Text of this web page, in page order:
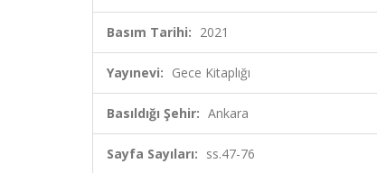
Basım Tarihi: 2021
Yayınevi: Gece Kitaplığı
Basıldığı Şehir: Ankara
Sayfa Sayıları: ss.47-76